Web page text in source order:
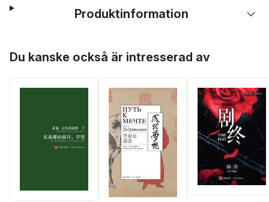
Produktinformation
Du kanske också är intresserad av